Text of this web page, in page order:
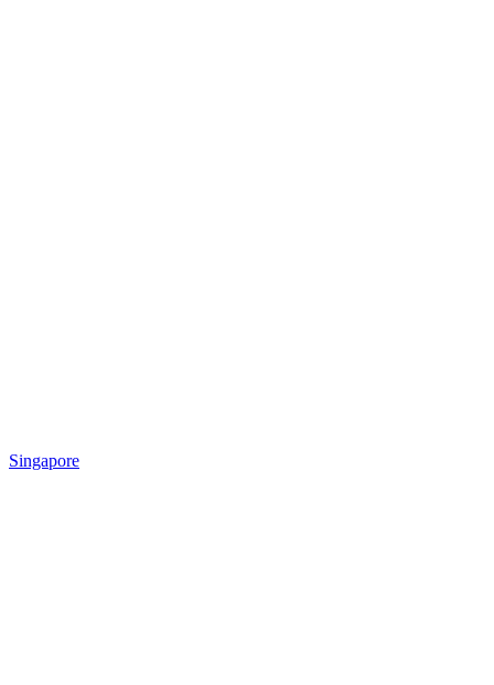
Singapore